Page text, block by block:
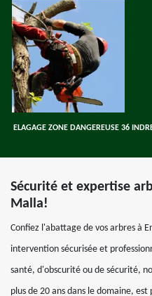
ELAGAGE ZONE DANGEREUSE 36
Sécurité et expertise
Malla!
Confiez l'abattage de vos arbres à
intervention sécurisée et
santé, d'obscurité ou de sécurité,
plus de 20 ans dans le domaine,